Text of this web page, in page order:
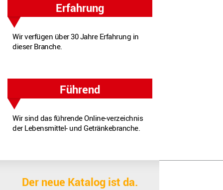
Erfahrung
Wir verfügen über 30 Jahre Erfahrung in
dieser Branche.
Führend
Wir sind das führende Online‐verzeichnis
der Lebensmittel- und Getränkebranche.
Der neue Katalog ist da.
Wir nutzen Cookies auf unserer Website. Einige von ihnen